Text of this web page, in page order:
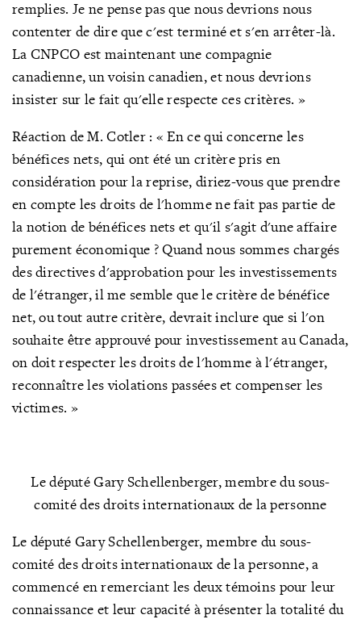
remplies. Je ne pense pas que nous devrions nous
contenter de dire que c'est terminé et s'en arrêter-là.
La CNPCO est maintenant une compagnie
canadienne, un voisin canadien, et nous devrions
insister sur le fait qu'elle respecte ces critères. »
Réaction de M. Cotler : « En ce qui concerne les
bénéfices nets, qui ont été un critère pris en
considération pour la reprise, diriez-vous que prendre
en compte les droits de l'homme ne fait pas partie de
la notion de bénéfices nets et qu'il s'agit d'une affaire
purement économique ? Quand nous sommes chargés
des directives d'approbation pour les investissements
de l'étranger, il me semble que le critère de bénéfice
net, ou tout autre critère, devrait inclure que si l'on
souhaite être approuvé pour investissement au Canada,
on doit respecter les droits de l'homme à l'étranger,
reconnaître les violations passées et compenser les
victimes. »
Le député Gary Schellenberger, membre dusous-
comité des droits internationaux de la personne
Le député Gary Schellenberger, membre du sous-
comité des droits internationaux de la personne, a
commencé en remerciant les deux témoins pour leur
connaissance et leur capacité à présenter la totalité du